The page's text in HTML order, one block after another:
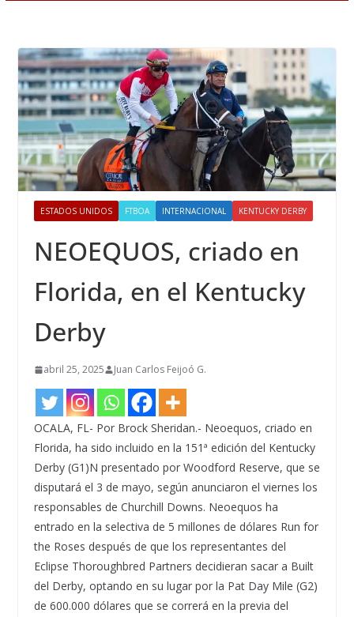
ESTADOS UNIDOS FTBOA INTERNACIONAL KENTUCKY DERBY
NEOEQUOS, criado en
Florida, en el Kentucky
Derby
abril 25, 2025 Juan Carlos Feijoó G.
OCALA, FL- Por Brock Sheridan.- Neoequos, criado en
Florida, ha sido incluido en la 151ª edición del Kentucky
Derby (G1)N presentado por Woodford Reserve, que se
disputará el 3 de mayo, según anunciaron el viernes los
responsables de Churchill Downs. Neoequos ha
entrado en la selectiva de 5 millones de dólares Run for
the Roses después de que los representantes del
Eclipse Thoroughbred Partners decidieran sacar a Built
del Derby, optando en su lugar por la Pat Day Mile (G2)
de 600.000 dólares que se correrá en la previa del